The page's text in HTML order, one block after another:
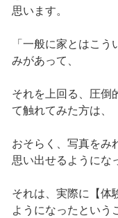
思います。
「一般に家とはこ
みがあって、
それを上回る、圧倒
て触れてみた方は、
おそらく、写真をみ
思い出せるようにな
それは、実際に【体
ようになったという